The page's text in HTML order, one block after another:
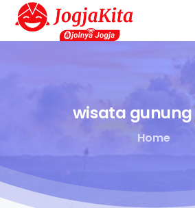
wisata gunung
Home